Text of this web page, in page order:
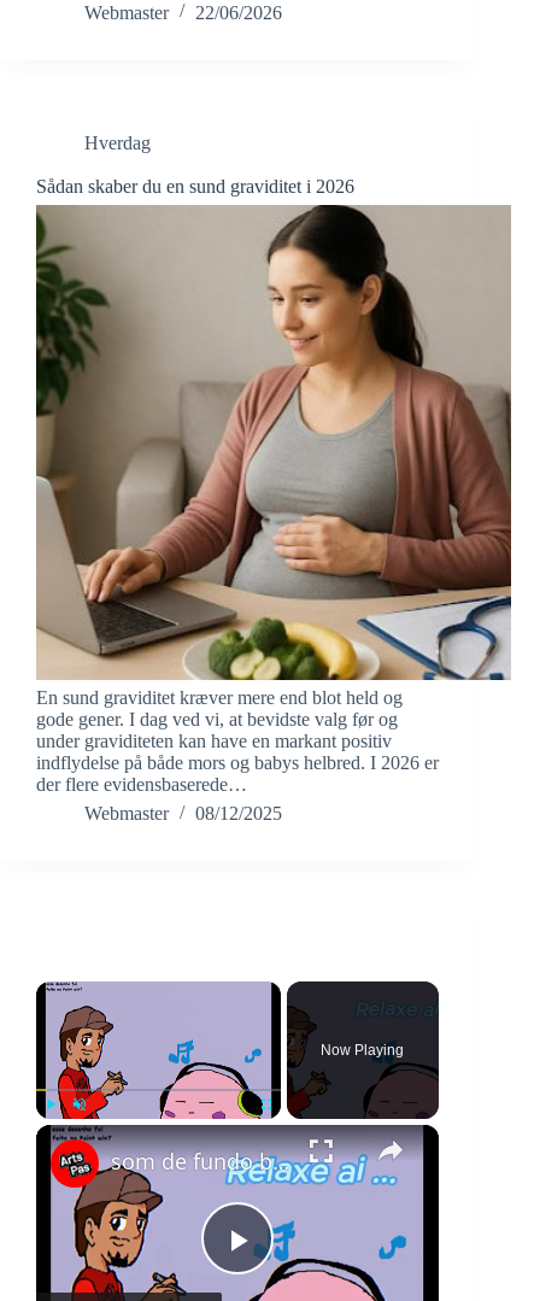
Webmaster
22/06/2026
Hverdag
Sådan skaber du en sund graviditet i 2026
En sund graviditet kræver mere end blot held og
gode gener. I dag ved vi, at bevidste valg før og
under graviditeten kan have en markant positiv
indflydelse på både mors og babys helbred. I 2026 er
der flere evidensbaserede…
Webmaster
08/12/2025
×
Play Unmute
Now Playing
×
P
som de fundo blog